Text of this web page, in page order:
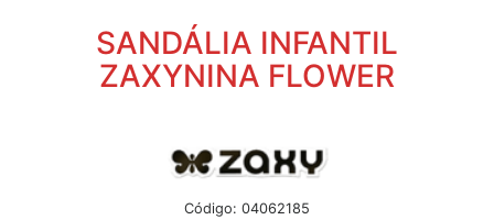
SANDÁLIA INFANTIL
ZAXYNINA FLOWER
Código: 04062185